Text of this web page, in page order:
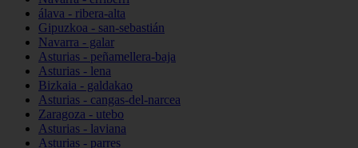
álava - ribera-alta
Gipuzkoa - san-sebastián
Navarra - galar
Asturias - peñamellera-baja
Asturias - lena
Bizkaia - galdakao
Asturias - cangas-del-narcea
Zaragoza - utebo
Asturias - laviana
Asturias - parres